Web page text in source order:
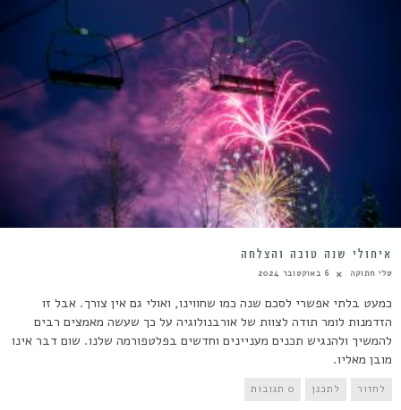
איחולי שנה טובה והצלחה
טלי חתוקה 6 באוקטובר 2024
כמעט בלתי אפשרי לסכם שנה כמו שחווינו, ואולי גם אין צורך. אבל זו
הזדמנות לומר תודה לצוות של אורבנולוגיה על כך שעשה מאמצים רבים
להמשיך ולהנגיש תכנים מעניינים וחדשים בפלטפורמה שלנו. שום דבר אינו
מובן מאליו.
לחזור לתכנן 0 תגובות